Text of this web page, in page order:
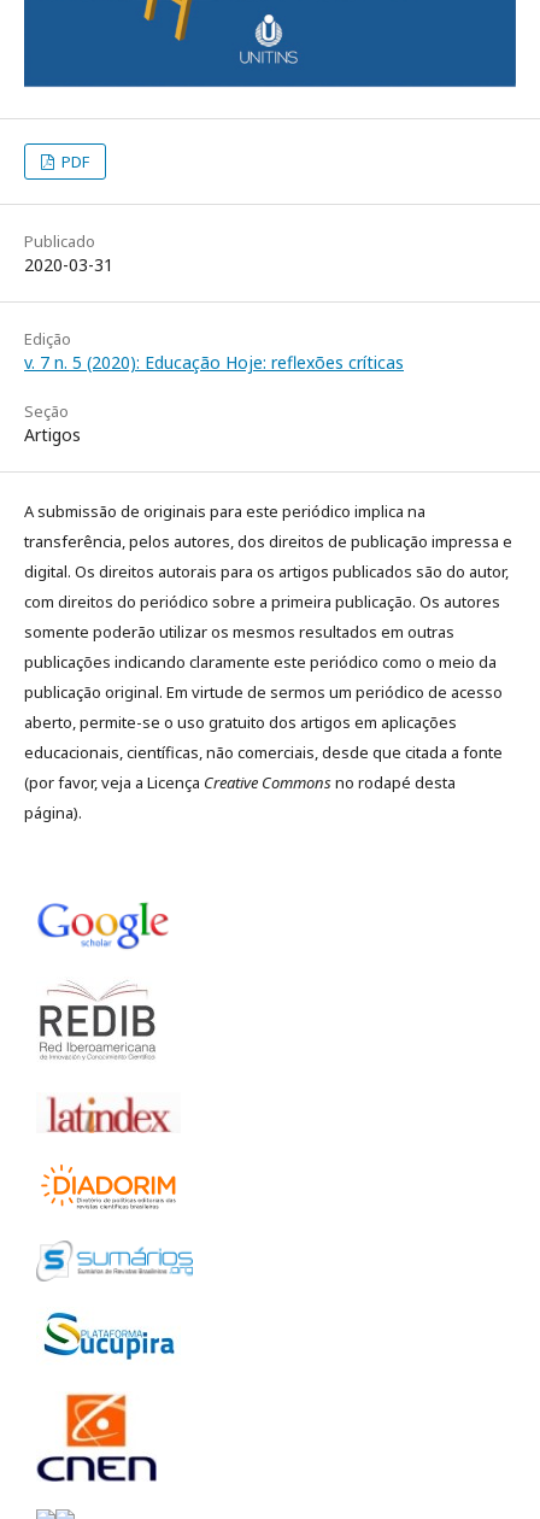
PDF
Publicado
2020-03-31
Edição
v. 7 n. 5 (2020): Educação Hoje: reflexões críticas
Seção
Artigos
A submissão de originais para este periódico implica na
transferência, pelos autores, dos direitos de publicação impressa e
digital. Os direitos autorais para os artigos publicados são do autor,
com direitos do periódico sobre a primeira publicação. Os autores
somente poderão utilizar os mesmos resultados em outras
publicações indicando claramente este periódico como o meio da
publicação original. Em virtude de sermos um periódico de acesso
aberto, permite-se o uso gratuito dos artigos em aplicações
educacionais, científicas, não comerciais, desde que citada a fonte
(por favor, veja a Licença Creative Commonsno rodapé desta
página).